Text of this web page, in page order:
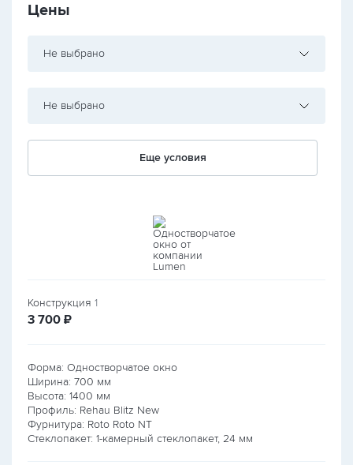
Цены
Не выбрано
Не выбрано
Еще условия
Конструкция 1
3 700 руб.
₽
Форма: Одностворчатое окно
Ширина: 700 мм
Высота: 1400 мм
Профиль: Rehau Blitz New
Фурнитура: Roto Roto NT
Стеклопакет: 1-камерный стеклопакет, 24 мм